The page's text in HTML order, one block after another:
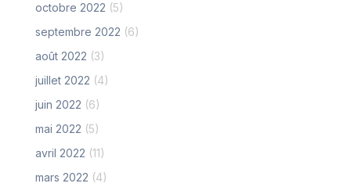
octobre 2022 (5)
septembre 2022 (6)
août 2022 (3)
juillet 2022 (4)
juin 2022 (6)
mai 2022 (5)
avril 2022 (11)
mars 2022 (4)